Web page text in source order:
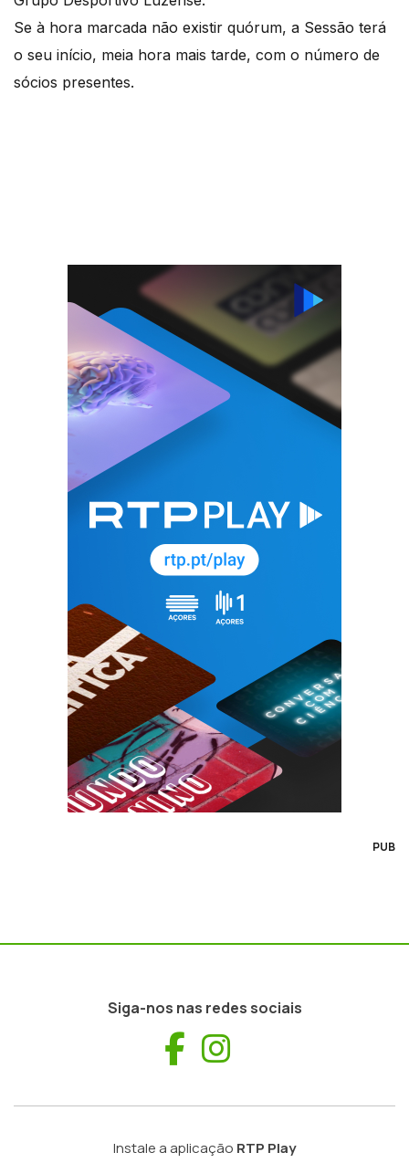
Se à hora marcada não existir quórum, a Sessão terá
o seu início, meia hora mais tarde, com o número de
sócios presentes.
PUB
Siga-nos nas redes sociais
Facebook
Instale a aplicação RTP Play